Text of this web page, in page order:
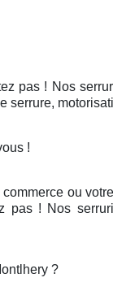
pas ! Nos
!
ou
! Nos
?